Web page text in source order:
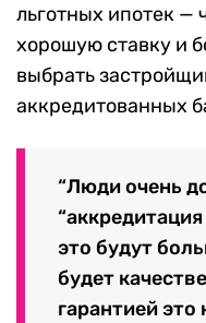
льготных ипотек —
хорошую ставку и
выбрать
аккредитованных
“Люди очень
это будут
будет
гарантией это